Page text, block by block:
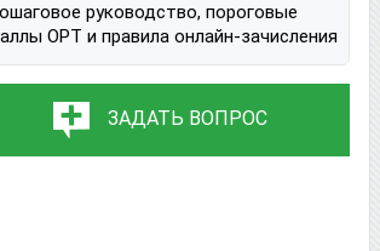
руководство, пороговые
ОРТ и правила онлайн-зачисления
ЗАДАТЬ ВОПРОС